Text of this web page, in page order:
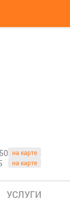
на карте
на карте
УСЛУГИ